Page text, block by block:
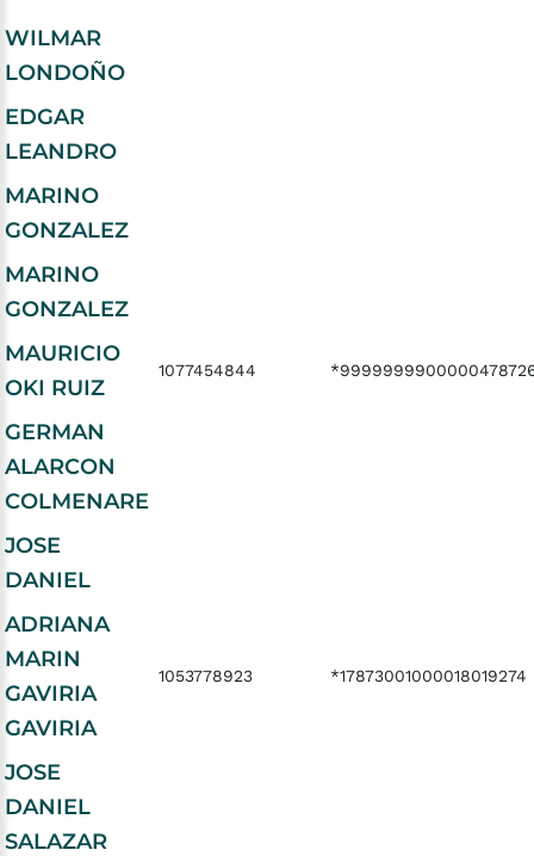
WILMAR
LONDOÑO
EDGAR
LEANDRO
MARINO
GONZALEZ
MARINO
GONZALEZ
MAURICIO
OKI RUIZ
1077454844
GERMAN
ALARCON
COLMENARE
JOSE
DANIEL
ADRIANA
MARIN
GAVIRIA
GAVIRIA
1053778923 *17873001000018019274
JOSE
DANIEL
SALAZAR